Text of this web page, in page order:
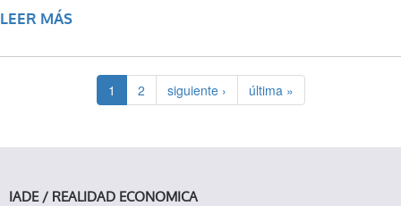
LEER MÁS
1 2 siguiente › última »
IADE / REALIDAD ECONOMICA